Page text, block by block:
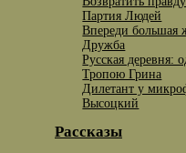
Партия Людей
Впереди большая
Дружба
Русская деревня:
Тропою Грина
Дилетант у
Высоцкий
Рассказы